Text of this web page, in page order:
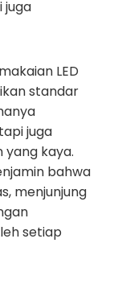
juga
LED
standar
juga
yang kaya.
bahwa
menjunjung
setiap